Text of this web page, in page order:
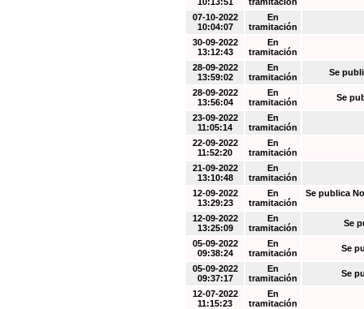
07-10-2022
10:04:07
En
tramitación
30-09-2022
13:12:43
En
tramitación
28-09-2022
13:59:02
En
tramitación
Se
28-09-2022
13:56:04
En
tramitación
Se
23-09-2022
11:05:14
En
tramitación
22-09-2022
11:52:20
En
tramitación
21-09-2022
13:10:48
En
tramitación
12-09-2022
13:29:23
En
tramitación
Se publica
12-09-2022
13:25:09
En
tramitación
Se
05-09-2022
09:38:24
En
tramitación
Se
05-09-2022
09:37:17
En
tramitación
Se
12-07-2022
11:15:23
En
tramitación